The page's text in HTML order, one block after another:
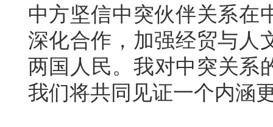
中方坚信中突伙伴关系在
深化合作，加强经贸与人
两国人民。我对中突关系
我们将共同见证一个内涵